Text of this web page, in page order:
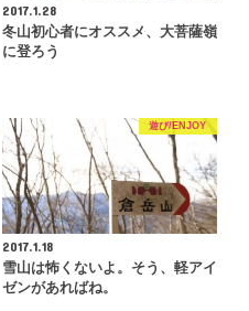
2017.1.28
冬山初心者にオススメ、大菩薩嶺
に登ろう
遊び/ENJOY
2017.1.18
雪山は怖くないよ。そう、軽アイ
ゼンがあればね。